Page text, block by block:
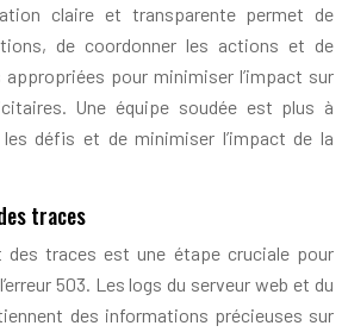
claire et transparente permet de
de coordonner les actions et de
appropriées pour minimiser l’impact sur
Une équipe soudée est plus à
défis et de minimiser l’impact de la
traces
des traces est une étape cruciale pour
503. Les logs du serveur web et du
des informations précieuses sur